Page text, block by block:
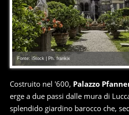
Fonte: iStock | Ph. frankix
Costruito nel '600, Palazzo
erge a due passi dalle mura di
splendido giardino barocco che,